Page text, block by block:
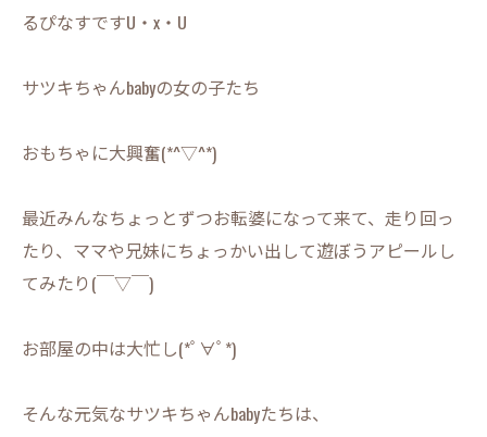
るぴなすですU・x・U
サツキちゃんbabyの女の子たち
おもちゃに大興奮(*^▽^*)
最近みんなちょっとずつお転婆になって来て、走り回っ
たり、ママや兄妹にちょっかい出して遊ぼうアピールし
てみたり(￣▽￣)
お部屋の中は大忙し(*ﾟ∀ﾟ*)
そんな元気なサツキちゃんbabyたちは、